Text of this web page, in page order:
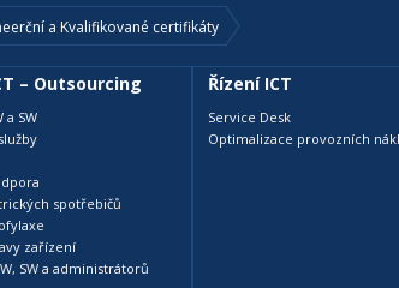
a Kvalifikované certifikáty
– Outsourcing
a SW
spotřebičů
zařízení
SW a administrátorů
Řízení ICT
Service Desk
Optimalizace provozních